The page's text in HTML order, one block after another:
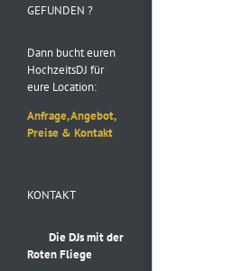
GEFUNDEN ?
Dann bucht euren
HochzeitsDJ für
eure Location:
Anfrage, Angebot,
Preise & Kontakt
KONTAKT
Die DJs mit der
Roten Fliege